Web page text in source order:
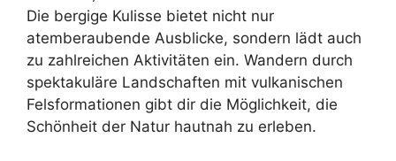
Die bergige Kulisse bietet nicht nur
atemberaubende Ausblicke, sondern lädt auch
zu zahlreichen Aktivitäten ein. Wandern durch
spektakuläre Landschaften mit vulkanischen
Felsformationen gibt dir die Möglichkeit, die
Schönheit der Natur hautnah zu erleben.